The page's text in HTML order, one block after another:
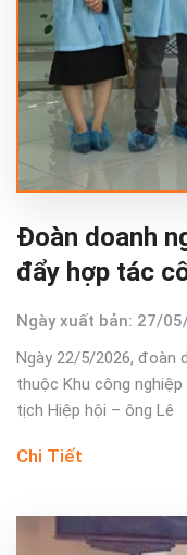
Đoàn doanh
đẩy hợp tác
Ngày xuất bản: 27/
Ngày 22/5/2026, đoàn
thuộc Khu công
tịch Hiệp hội – ông Lê
Chi Tiết